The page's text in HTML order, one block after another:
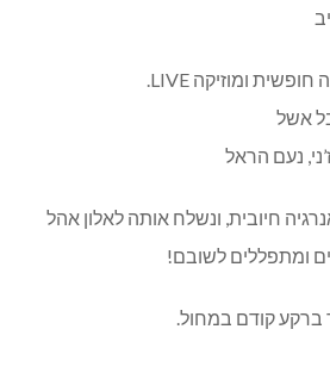
אשל
נעם הראל
חיובית, ונשלח אותה לאלון אהל
ומתפללים לשובם!
ברקע קודם במחול.